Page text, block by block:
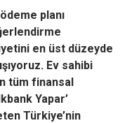
planı
en üst düzeyde
Ev sahibi
tüm finansal
Yapar’
Türkiye’nin